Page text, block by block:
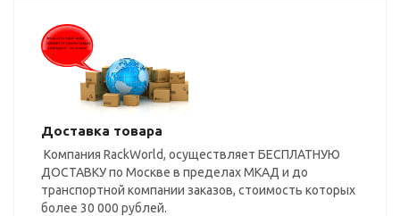
Доставка товара
Компания RackWorld, осуществляет БЕСПЛАТНУЮ
ДОСТАВКУ по Москве в пределах МКАД и до
транспортной компании заказов, стоимость которых
более 30 000 рублей.